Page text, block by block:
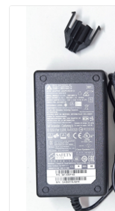
Ersatzteile
Ersatzteile
Konsolen
Ersatzteile
Ersatzteile
Sonstiges